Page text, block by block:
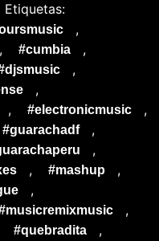
Etiquetas:
,
, #cumbia ,
,
,
, #electronicmusic ,
#guarachadf ,
,
, #mashup ,
,
,
#quebradita ,